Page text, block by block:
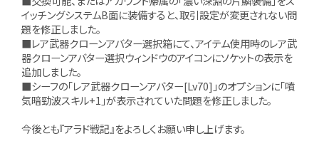
イッチングシステムB面に装備すると、取引設定が変更されない問
題を修正しました。
■レア武器クローンアバター選択箱にて、アイテム使用時のレア武
器クローンアバター選択ウィンドウのアイコンにソケットの表示を
追加しました。
■シーフの「レア武器クローンアバター[Lv70]」のオプションに「噴
気暗勁波スキル+1」が表示されていた問題を修正しました。
今後とも『アラド戦記』をよろしくお願い申し上げます。